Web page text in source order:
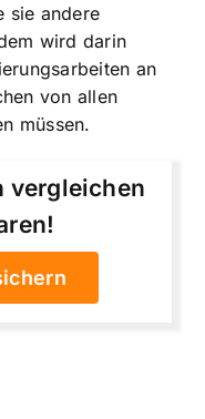
sie andere
wird darin
an
von allen
müssen.
vergleichen